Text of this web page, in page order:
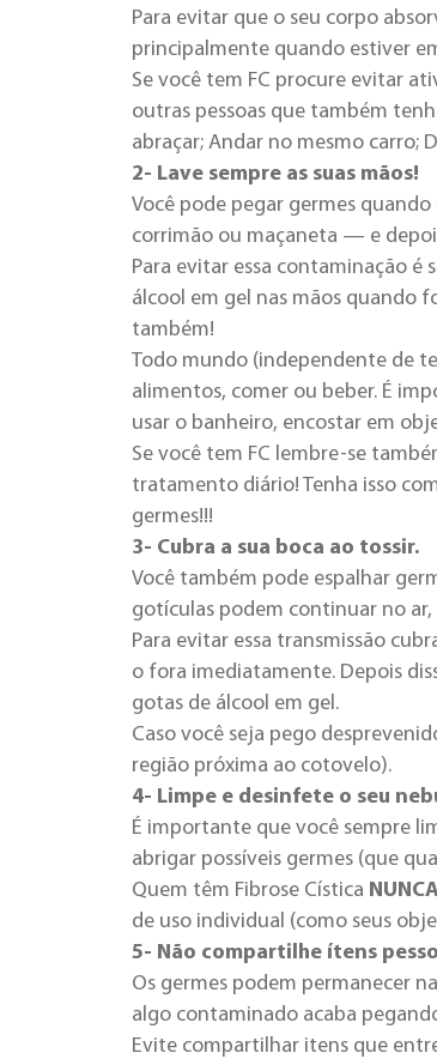
Para evitar que o seu corpo
principalmente quando estiver
Se você tem FC procure evitar
outras pessoas que também
abraçar; Andar no mesmo carro;
2- Lave sempre as suas mãos!
Você pode pegar germes
corrimão ou maçaneta — e
Para evitar essa contaminação é
álcool em gel nas mãos quando
também!
Todo mundo (independente de
alimentos, comer ou beber. É
usar o banheiro, encostar em
Se você tem FC lembre-se
tratamento diário! Tenha isso
germes!!!
3- Cubra a sua boca ao tossir.
Você também pode espalhar
gotículas podem continuar no
Para evitar essa transmissão
o fora imediatamente. Depois
gotas de álcool em gel.
Caso você seja pego
região próxima ao cotovelo).
4- Limpe e desinfete o seu
É importante que você sempre
abrigar possíveis germes (que
Quem têm Fibrose Cística
de uso individual (como seus
5- Não compartilhe ítens
Os germes podem permanecer
algo contaminado acaba
Evite compartilhar itens que